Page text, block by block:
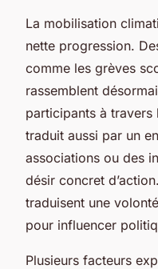
La mobilisation
nette progression.
comme les grèves
rassemblent
participants à travers
traduit aussi par un
associations ou des
désir concret
traduisent une
pour influencer
Plusieurs facteurs